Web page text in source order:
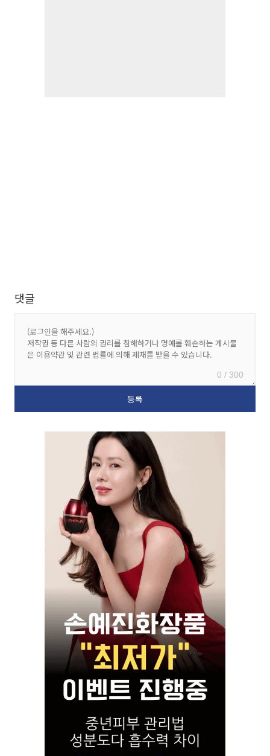
댓글
0 / 300